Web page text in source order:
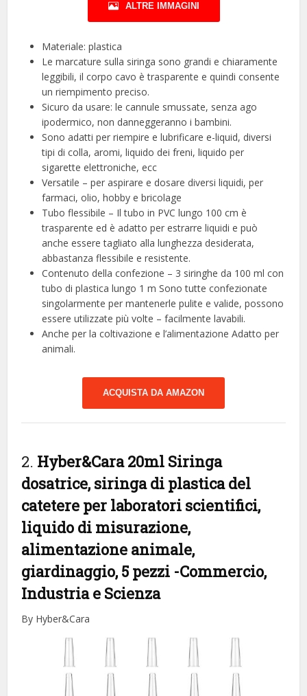
ALTRE IMMAGINI
Materiale: plastica
Le marcature sulla siringa sono grandi e chiaramente
leggibili, il corpo cavo è trasparente e quindi consente
un riempimento preciso.
Sicuro da usare: le cannule smussate, senza ago
ipodermico, non danneggeranno i bambini.
Sono adatti per riempire e lubrificare e-liquid, diversi
tipi di colla, aromi, liquido dei freni, liquido per
sigarette elettroniche, ecc
Versatile – per aspirare e dosare diversi liquidi, per
farmaci, olio, hobby e bricolage
Tubo flessibile – Il tubo in PVC lungo 100 cm è
trasparente ed è adatto per estrarre liquidi e può
anche essere tagliato alla lunghezza desiderata,
abbastanza flessibile e resistente.
Contenuto della confezione – 3 siringhe da 100 ml con
tubo di plastica lungo 1 m Sono tutte confezionate
singolarmente per mantenerle pulite e valide, possono
essere utilizzate più volte – facilmente lavabili.
Anche per la coltivazione e l’alimentazione Adatto per
animali.
ACQUISTA DA AMAZON
2. Hyber&Cara 20ml Siringa
dosatrice, siringa di plastica del
catetere per laboratori scientifici,
liquido di misurazione,
alimentazione animale,
giardinaggio, 5 pezzi -Commercio,
Industria e Scienza
By Hyber&Cara